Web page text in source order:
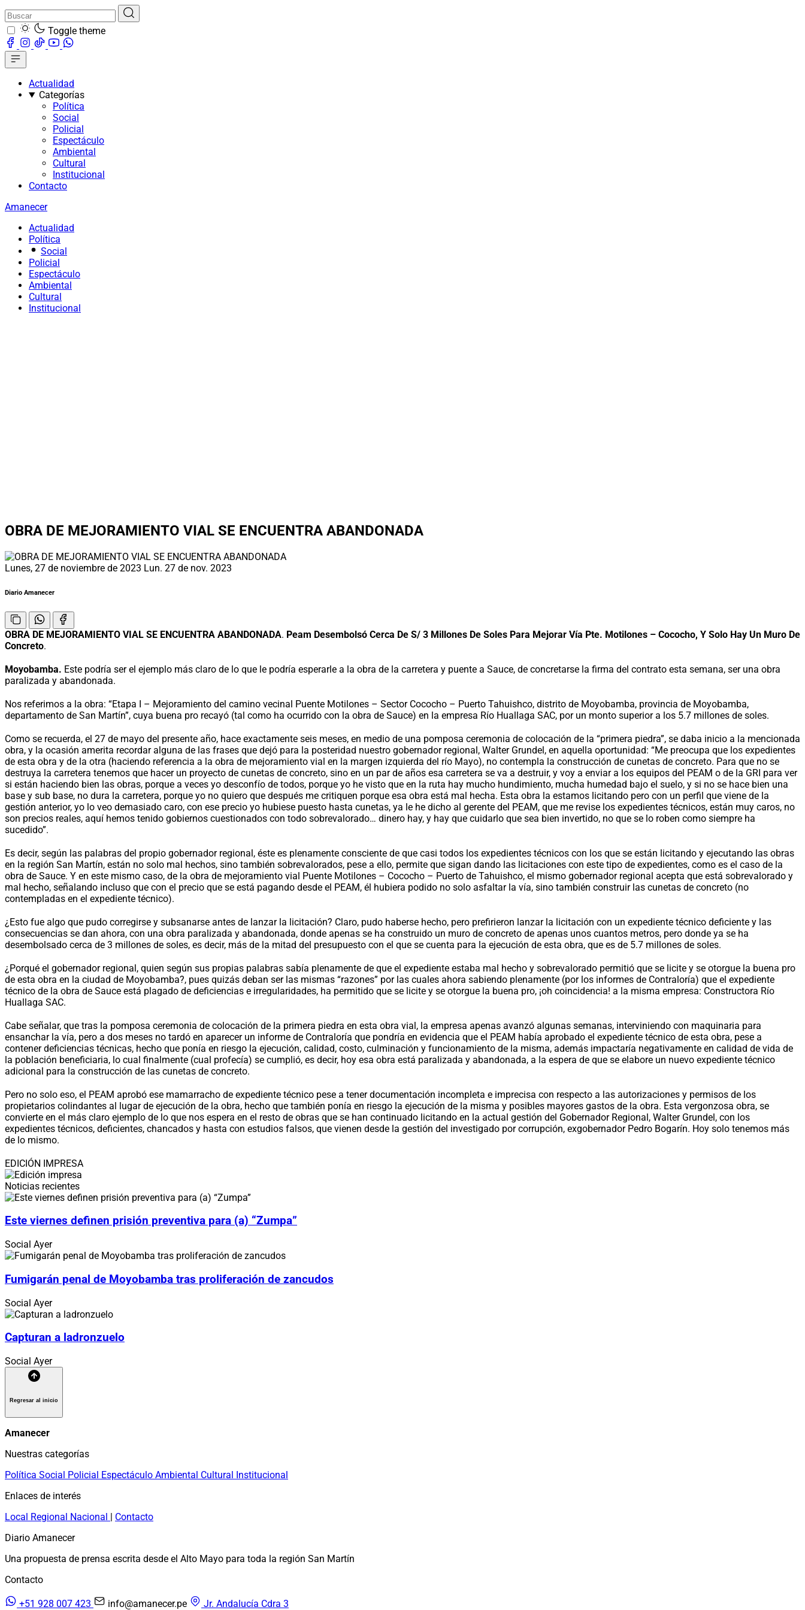
Toggle theme
Actualidad
Categorías
Política
Social
Policial
Espectáculo
Ambiental
Cultural
Institucional
Contacto
Amanecer
Actualidad
Política
Social
Policial
Espectáculo
Ambiental
Cultural
Institucional
OBRA DE MEJORAMIENTO VIAL SE ENCUENTRA ABANDONADA
Lunes, 27 de noviembre de 2023 Lun. 27 de nov. 2023
Diario Amanecer
OBRA DE MEJORAMIENTO VIAL SE ENCUENTRA ABANDONADA. Peam Desembolsó Cerca De S/ 3 Millones De Soles Para Mejorar Vía Pte. Motilones – Cococho, Y Solo Hay Un Muro De
Concreto.
Moyobamba. Este podría ser el ejemplo más claro de lo que le podría esperarle a la obra de la carretera y puente a Sauce, de concretarse la firma del contrato esta semana, ser una obra
paralizada y abandonada.
Nos referimos a la obra: “Etapa I – Mejoramiento del camino vecinal Puente Motilones – Sector Cococho – Puerto Tahuishco, distrito de Moyobamba, provincia de Moyobamba,
departamento de San Martín”, cuya buena pro recayó (tal como ha ocurrido con la obra de Sauce) en la empresa Río Huallaga SAC, por un monto superior a los 5.7 millones de soles.
Como se recuerda, el 27 de mayo del presente año, hace exactamente seis meses, en medio de una pomposa ceremonia de colocación de la “primera piedra”, se daba inicio a la mencionada
obra, y la ocasión amerita recordar alguna de las frases que dejó para la posteridad nuestro gobernador regional, Walter Grundel, en aquella oportunidad: “Me preocupa que los expedientes
de esta obra y de la otra (haciendo referencia a la obra de mejoramiento vial en la margen izquierda del río Mayo), no contempla la construcción de cunetas de concreto. Para que no se
destruya la carretera tenemos que hacer un proyecto de cunetas de concreto, sino en un par de años esa carretera se va a destruir, y voy a enviar a los equipos del PEAM o de la GRI para ver
si están haciendo bien las obras, porque a veces yo desconfío de todos, porque yo he visto que en la ruta hay mucho hundimiento, mucha humedad bajo el suelo, y si no se hace bien una
base y sub base, no dura la carretera, porque yo no quiero que después me critiquen porque esa obra está mal hecha. Esta obra la estamos licitando pero con un perfil que viene de la
gestión anterior, yo lo veo demasiado caro, con ese precio yo hubiese puesto hasta cunetas, ya le he dicho al gerente del PEAM, que me revise los expedientes técnicos, están muy caros, no
son precios reales, aquí hemos tenido gobiernos cuestionados con todo sobrevalorado… dinero hay, y hay que cuidarlo que sea bien invertido, no que se lo roben como siempre ha
sucedido”.
Es decir, según las palabras del propio gobernador regional, éste es plenamente consciente de que casi todos los expedientes técnicos con los que se están licitando y ejecutando las obras
en la región San Martín, están no solo mal hechos, sino también sobrevalorados, pese a ello, permite que sigan dando las licitaciones con este tipo de expedientes, como es el caso de la
obra de Sauce. Y en este mismo caso, de la obra de mejoramiento vial Puente Motilones – Cococho – Puerto de Tahuishco, el mismo gobernador regional acepta que está sobrevalorado y
mal hecho, señalando incluso que con el precio que se está pagando desde el PEAM, él hubiera podido no solo asfaltar la vía, sino también construir las cunetas de concreto (no
contempladas en el expediente técnico).
¿Esto fue algo que pudo corregirse y subsanarse antes de lanzar la licitación? Claro, pudo haberse hecho, pero prefirieron lanzar la licitación con un expediente técnico deficiente y las
consecuencias se dan ahora, con una obra paralizada y abandonada, donde apenas se ha construido un muro de concreto de apenas unos cuantos metros, pero donde ya se ha
desembolsado cerca de 3 millones de soles, es decir, más de la mitad del presupuesto con el que se cuenta para la ejecución de esta obra, que es de 5.7 millones de soles.
¿Porqué el gobernador regional, quien según sus propias palabras sabía plenamente de que el expediente estaba mal hecho y sobrevalorado permitió que se licite y se otorgue la buena pro
de esta obra en la ciudad de Moyobamba?, pues quizás deban ser las mismas “razones” por las cuales ahora sabiendo plenamente (por los informes de Contraloría) que el expediente
técnico de la obra de Sauce está plagado de deficiencias e irregularidades, ha permitido que se licite y se otorgue la buena pro, ¡oh coincidencia! a la misma empresa: Constructora Río
Huallaga SAC.
Cabe señalar, que tras la pomposa ceremonia de colocación de la primera piedra en esta obra vial, la empresa apenas avanzó algunas semanas, interviniendo con maquinaria para
ensanchar la vía, pero a dos meses no tardó en aparecer un informe de Contraloría que pondría en evidencia que el PEAM había aprobado el expediente técnico de esta obra, pese a
contener deficiencias técnicas, hecho que ponía en riesgo la ejecución, calidad, costo, culminación y funcionamiento de la misma, además impactaría negativamente en calidad de vida de
la población beneficiaria, lo cual finalmente (cual profecía) se cumplió, es decir, hoy esa obra está paralizada y abandonada, a la espera de que se elabore un nuevo expediente técnico
adicional para la construcción de las cunetas de concreto.
Pero no solo eso, el PEAM aprobó ese mamarracho de expediente técnico pese a tener documentación incompleta e imprecisa con respecto a las autorizaciones y permisos de los
propietarios colindantes al lugar de ejecución de la obra, hecho que también ponía en riesgo la ejecución de la misma y posibles mayores gastos de la obra. Esta vergonzosa obra, se
convierte en el más claro ejemplo de lo que nos espera en el resto de obras que se han continuado licitando en la actual gestión del Gobernador Regional, Walter Grundel, con los
expedientes técnicos, deficientes, chancados y hasta con estudios falsos, que vienen desde la gestión del investigado por corrupción, exgobernador Pedro Bogarín. Hoy solo tenemos más
de lo mismo.
EDICIÓN IMPRESA
Noticias recientes
Este viernes definen prisión preventiva para (a) “Zumpa”
Social Ayer
Fumigarán penal de Moyobamba tras proliferación de zancudos
Social Ayer
Capturan a ladronzuelo
Social Ayer
Regresar al inicio
Amanecer
Nuestras categorías
Política Social Policial Espectáculo Ambiental Cultural Institucional
Enlaces de interés
Local Regional Nacional | Contacto
Diario Amanecer
Una propuesta de prensa escrita desde el Alto Mayo para toda la región San Martín
Contacto
+51 928 007 423 info@amanecer.pe Jr. Andalucía Cdra 3